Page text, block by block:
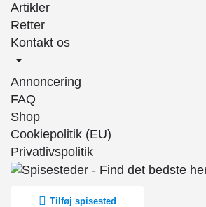
Artikler
Retter
Kontakt os
Annoncering
FAQ
Shop
Cookiepolitik (EU)
Privatlivspolitik
Tilføj spisested